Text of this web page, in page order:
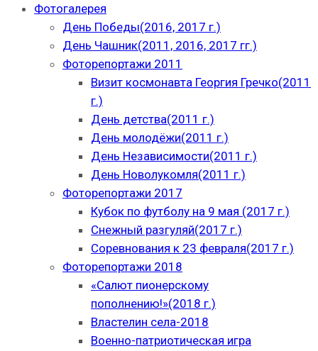
Фотогалерея
День Победы(2016, 2017 г.)
День Чашник(2011, 2016, 2017 гг.)
Фоторепортажи 2011
Визит космонавта Георгия Гречко(2011
г.)
День детства(2011 г.)
День молодёжи(2011 г.)
День Независимости(2011 г.)
День Новолукомля(2011 г.)
Фоторепортажи 2017
Кубок по футболу на 9 мая (2017 г.)
Снежный разгуляй(2017 г.)
Соревнования к 23 февраля(2017 г.)
Фоторепортажи 2018
«Салют пионерскому
пополнению!»(2018 г.)
Властелин села-2018
Военно-патриотическая игра